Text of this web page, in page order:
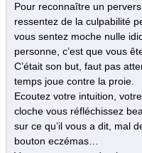
Pour reconnaître un
ressentez de la culpabilité
vous sentez moche nulle
personne, c’est que vous
C’était son but, faut pas
temps joue contre la proie.
Ecoutez votre intuition,
cloche vous réfléchissez
sur ce qu’il vous a dit, mal
bouton eczémas…